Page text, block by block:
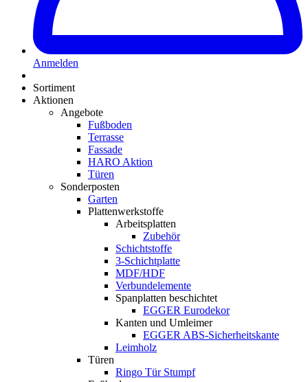
Anmelden
Sortiment
Aktionen
Angebote
Fußboden
Terrasse
Fassade
HARO Aktion
Türen
Sonderposten
Garten
Plattenwerkstoffe
Arbeitsplatten
Zubehör
Schichtstoffe
3-Schichtplatte
MDF/HDF
Verbundelemente
Spanplatten beschichtet
EGGER Eurodekor
Kanten und Umleimer
EGGER ABS-Sicherheitskante
Leimholz
Türen
Ringo Tür Stumpf